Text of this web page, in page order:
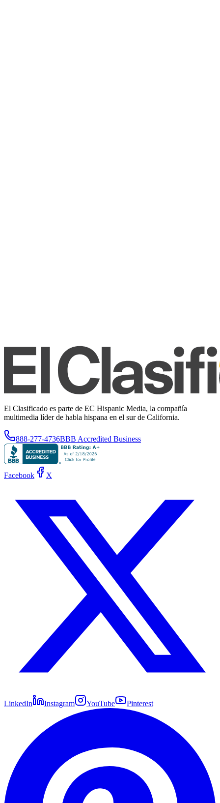
El Clasificado es parte de EC Hispanic Media, la compañía
multimedia líder de habla hispana en el sur de California.
888-277-4736BBB Accredited Business
Facebook X
LinkedIn Instagram YouTube Pinterest